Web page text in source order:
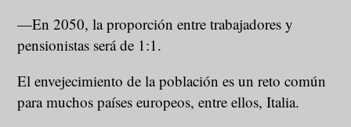
—En 2050, la proporción entre trabajadores y
pensionistas será de 1:1.
El envejecimiento de la población es un reto común
para muchos países europeos, entre ellos, Italia.